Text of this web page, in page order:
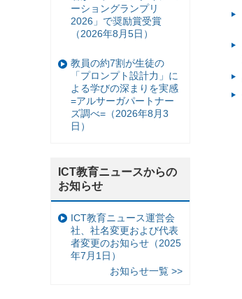
ーショングランプリ
2026」で奨励賞受賞
（2026年8月5日）
教員の約7割が生徒の
「プロンプト設計力」に
よる学びの深まりを実感
=アルサーガパートナー
ズ調べ=（2026年8月3
日）
ICT教育ニュースからの
お知らせ
ICT教育ニュース運営会
社、社名変更および代表
者変更のお知らせ（2025
年7月1日）
お知らせ一覧 >>